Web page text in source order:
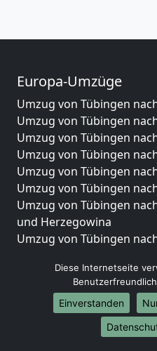
Europa-Umzüge
Umzug von Tübingen
Umzug von Tübingen
Umzug von Tübingen
Umzug von Tübingen
Umzug von Tübingen
Umzug von Tübingen
Umzug von Tübingen
und Herzegowina
Umzug von Tübingen
Umzug von Tübingen
Umzug von Tübingen
Umzug von Tübingen
Umzug von Tübingen
Umzug von Tübingen
Diese Internetseite
Einverstanden